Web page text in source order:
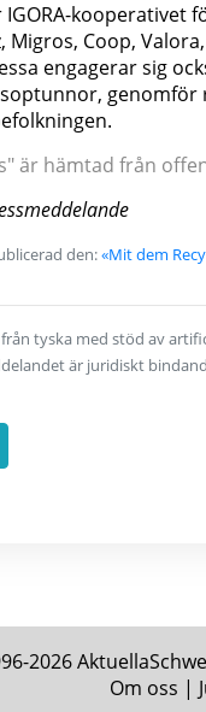
IGORA-kooperativet
Migros, Coop,
engagerar sig
är hämtad från
den:«Mit dem
tyska med stöd av
är juridiskt
2026
Om oss |